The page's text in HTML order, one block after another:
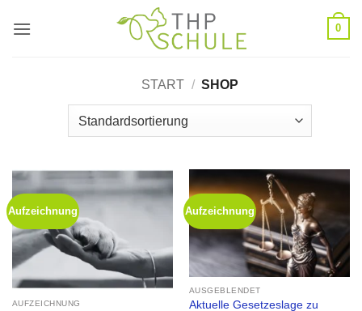
Inhalt
0
START / SHOP
Aufzeichnung
AUFZEICHNUNG
Aufzeichnung
AUSGEBLENDET
Aktuelle Gesetzeslage zu